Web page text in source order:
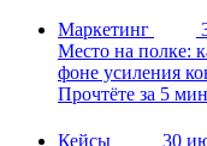
Маркетинг
Место на полке:
фоне усиления
Прочтёте за 5
Кейсы
30